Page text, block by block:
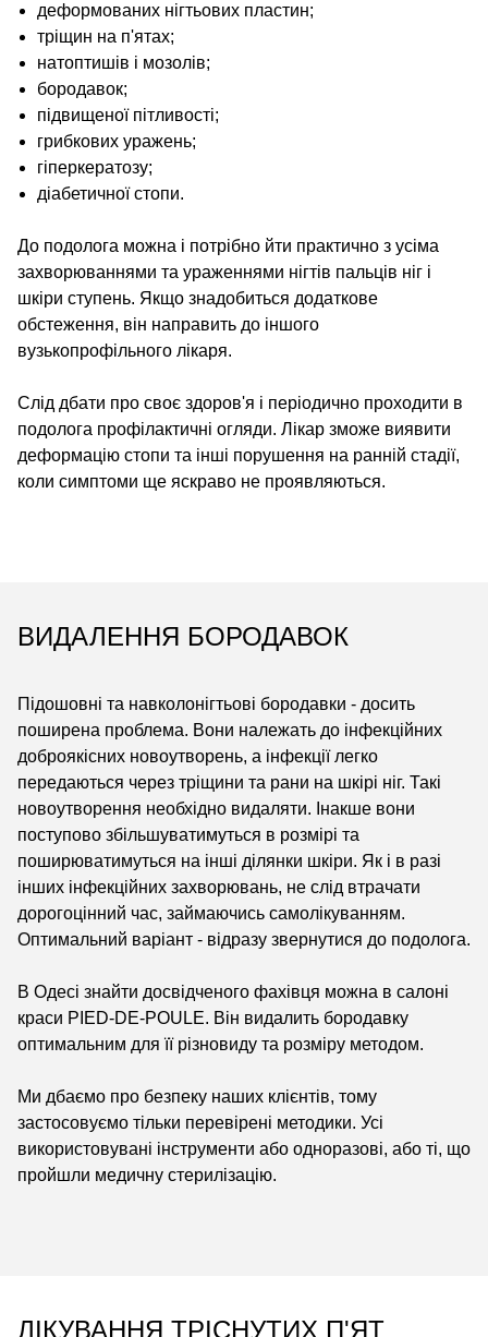
деформованих нігтьових пластин;
тріщин на п'ятах;
натоптишів і мозолів;
бородавок;
підвищеної пітливості;
грибкових уражень;
гіперкератозу;
діабетичної стопи.
До подолога можна і потрібно йти практично з усіма
захворюваннями та ураженнями нігтів пальців ніг і
шкіри ступень. Якщо знадобиться додаткове
обстеження, він направить до іншого
вузькопрофільного лікаря.
Слід дбати про своє здоров'я і періодично проходити в
подолога профілактичні огляди. Лікар зможе виявити
деформацію стопи та інші порушення на ранній стадії,
коли симптоми ще яскраво не проявляються.
ВИДАЛЕННЯ БОРОДАВОК
Підошовні та навколонігтьові бородавки - досить
поширена проблема. Вони належать до інфекційних
доброякісних новоутворень, а інфекції легко
передаються через тріщини та рани на шкірі ніг. Такі
новоутворення необхідно видаляти. Інакше вони
поступово збільшуватимуться в розмірі та
поширюватимуться на інші ділянки шкіри. Як і в разі
інших інфекційних захворювань, не слід втрачати
дорогоцінний час, займаючись самолікуванням.
Оптимальний варіант - відразу звернутися до подолога.
В Одесі знайти досвідченого фахівця можна в салоні
краси PIED-DE-POULE. Він видалить бородавку
оптимальним для її різновиду та розміру методом.
Ми дбаємо про безпеку наших клієнтів, тому
застосовуємо тільки перевірені методики. Усі
використовувані інструменти або одноразові, або ті, що
пройшли медичну стерилізацію.
ЛІКУВАННЯ ТРІСНУТИХ П'ЯТ